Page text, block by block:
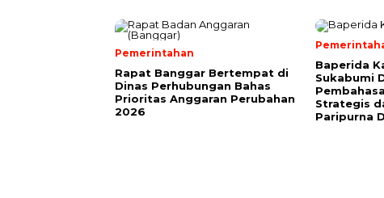
Pemerintahan
Rapat Banggar Bertempat di
Dinas Perhubungan Bahas
Prioritas Anggaran Perubahan
2026
Baperida
Sukabumi
Strategis
Paripurna